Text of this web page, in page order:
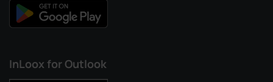
InLoox for Outlook